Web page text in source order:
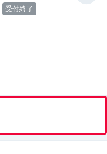
受付終了